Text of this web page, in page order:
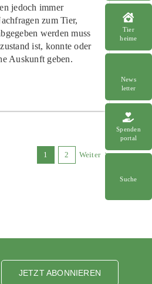
Tier
heime
News
letter
Spenden
portal
Suche
jedoch immer
zum Tier,
werden muss
ist, konnte oder
Auskunft geben.
1 2 Weiter
JETZT ABONNIEREN